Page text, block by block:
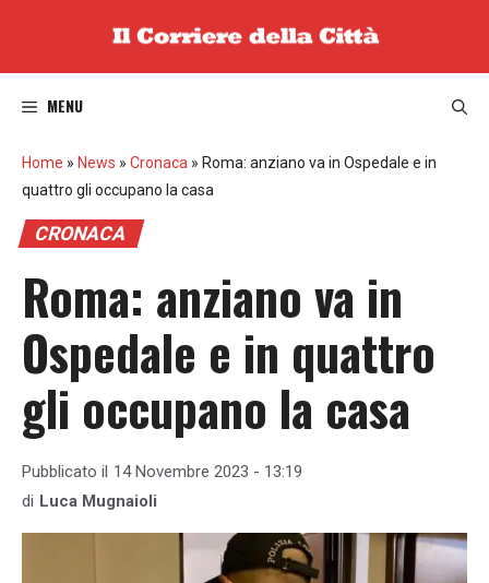
MENU
Home » News » Cronaca » Roma: anziano va in Ospedale e in
quattro gli occupano la casa
CRONACA
Roma: anziano va in
Ospedale e in quattro
gli occupano la casa
Pubblicato il 14 Novembre 2023 - 13:19
di Luca Mugnaioli